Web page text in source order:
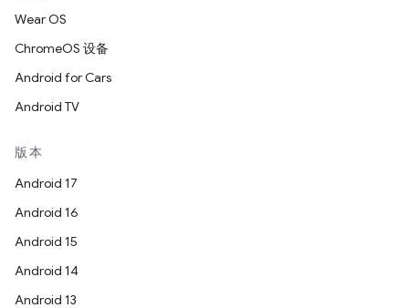
Wear OS
ChromeOS 设备
Android for Cars
Android TV
版本
Android 17
Android 16
Android 15
Android 14
Android 13